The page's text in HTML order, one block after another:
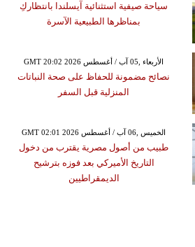
سياحة صيفية استثنائية آيسلندا بانتظاركِ
بمناظرها الطبيعية الآسرة
GMT 20:02 2026 الأربعاء ,05 آب / أغسطس
نصائح مضمونة للحفاظ على صحة النباتات
المنزلية قبل السفر
GMT 02:01 2026 الخميس ,06 آب / أغسطس
طبيب من أصول مصرية يقترب من دخول
التاريخ الأميركي بعد فوزه بترشيح
الديمقراطيين